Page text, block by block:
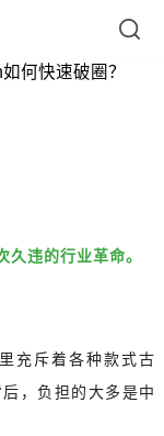
何快速破圈？
违的行业革命。
充斥着各种款式古
，负担的大多是中